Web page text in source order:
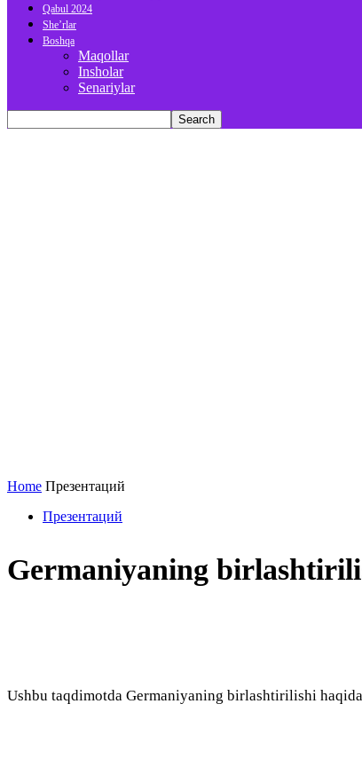
Qabul 2024
She’rlar
Boshqa
Maqollar
Insholar
Senariylar
Home Презентаций
Презентаций
Germaniyaning
Ushbu taqdimotda Germaniyaning birlashtirilishi